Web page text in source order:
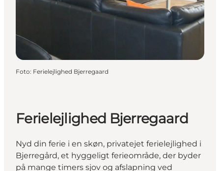
Foto: Ferielejlighed Bjerregaard
Ferielejlighed Bjerregaard
Nyd din ferie i en skøn, privatejet ferielejlighed i
Bjerregård, et hyggeligt ferieområde, der byder
på mange timers sjov og afslapning ved